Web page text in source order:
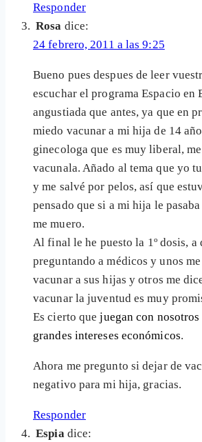
Responder
Rosa dice:
24 febrero, 2011 a las 9:25
Bueno pues despues de leer
escuchar el programa Espacio en
angustiada que antes, ya que en
miedo vacunar a mi hija de 14
ginecologa que es muy liberal,
vacunala. Añado al tema que yo
y me salvé por pelos, así que
pensado que si a mi hija le
me muero.
Al final le he puesto la 1º dosis, a
preguntando a médicos y unos
vacunar a sus hijas y otros me
vacunar la juventud es muy
Es cierto quejuegan con
grandes intereses económicos.
Ahora me pregunto si dejar de
negativo para mi hija, gracias.
Responder
Espia dice: